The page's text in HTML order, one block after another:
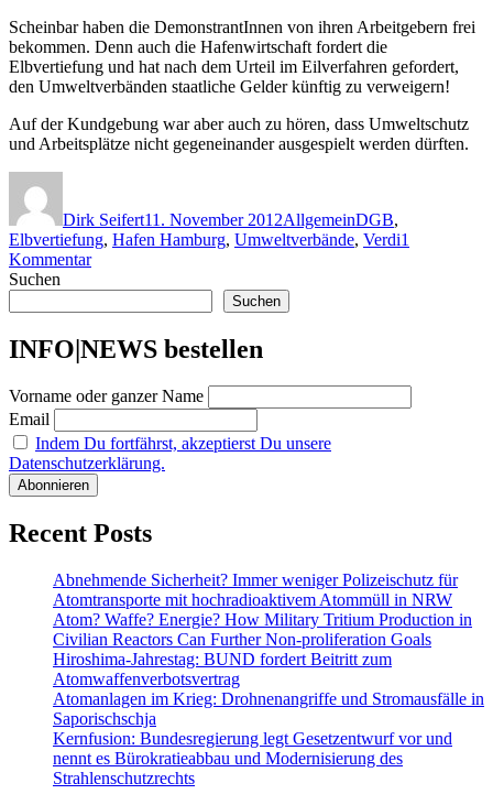
Scheinbar haben die DemonstrantInnen von ihren Arbeitgebern frei
bekommen. Denn auch die Hafenwirtschaft fordert die
Elbvertiefung und hat nach dem Urteil im Eilverfahren gefordert,
den Umweltverbänden staatliche Gelder künftig zu verweigern!
Auf der Kundgebung war aber auch zu hören, dass Umweltschutz
und Arbeitsplätze nicht gegeneinander ausgespielt werden dürften.
Dirk Seifert11. November 2012AllgemeinDGB,
Elbvertiefung, Hafen Hamburg, Umweltverbände, Verdi1
Kommentarzu
und
Umweltorganisationen
reden
Suchen
Suchen
INFO|NEWS bestellen
Vorname oder ganzer Name
Email
Indem Du fortfährst, akzeptierst Du unsere
Datenschutzerklärung.
Recent Posts
Abnehmende Sicherheit? Immer weniger Polizeischutz für
Atomtransporte mit hochradioaktivem Atommüll in NRW
Atom? Waffe? Energie? How Military Tritium Production in
Civilian Reactors Can Further Non-proliferation Goals
Hiroshima-Jahrestag: BUND fordert Beitritt zum
Atomwaffenverbotsvertrag
Atomanlagen im Krieg: Drohnenangriffe und Stromausfälle in
Saporischschja
Kernfusion: Bundesregierung legt Gesetzentwurf vor und
nennt es Bürokratieabbau und Modernisierung des
Strahlenschutzrechts